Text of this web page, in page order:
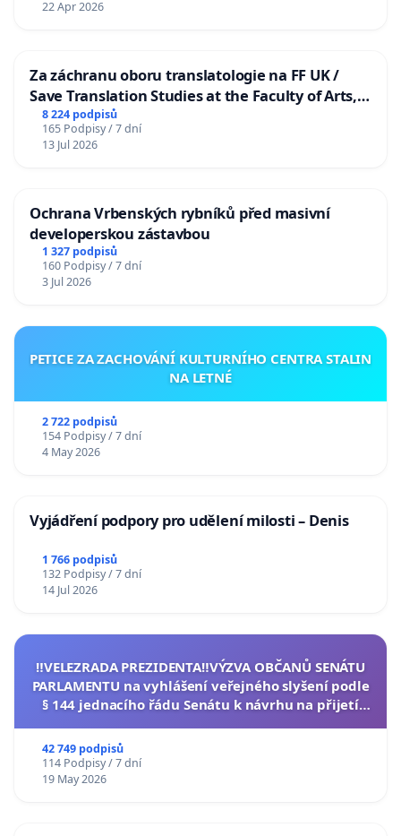
22 Apr 2026
Za záchranu oboru translatologie na FF UK /
Save Translation Studies at the Faculty of Arts,
Charles University
8 224 podpisů
165 Podpisy / 7 dní
13 Jul 2026
Ochrana Vrbenských rybníků před masivní
developerskou zástavbou
1 327 podpisů
160 Podpisy / 7 dní
3 Jul 2026
PETICE ZA ZACHOVÁNÍ KULTURNÍHO CENTRA STALIN
NA LETNÉ
2 722 podpisů
154 Podpisy / 7 dní
4 May 2026
Vyjádření podpory pro udělení milosti – Denis
1 766 podpisů
132 Podpisy / 7 dní
14 Jul 2026
‼️VELEZRADA PREZIDENTA‼️VÝZVA OBČANŮ SENÁTU
PARLAMENTU na vyhlášení veřejného slyšení podle
§ 144 jednacího řádu Senátu k návrhu na přijetí
42 749 podpisů
114 Podpisy / 7 dní
19 May 2026